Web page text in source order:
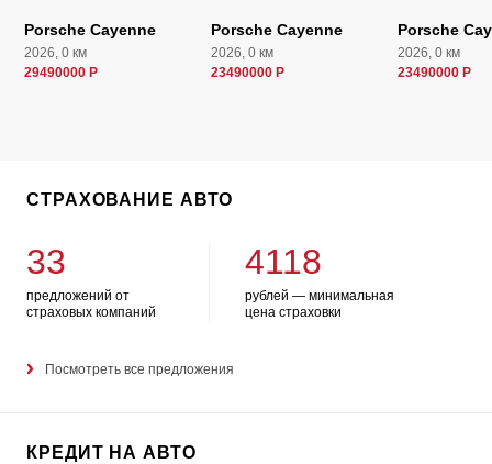
Porsche Cayenne
2026, 0 км
29490000 Р
Porsche Cayenne
2026, 0 км
23490000 Р
Porsche
2026, 0 км
23490000 Р
СТРАХОВАНИЕ АВТО
33
предложений от
страховых компаний
4118
рублей — минимальная
цена страховки
Посмотреть все предложения
КРЕДИТ НА АВТО